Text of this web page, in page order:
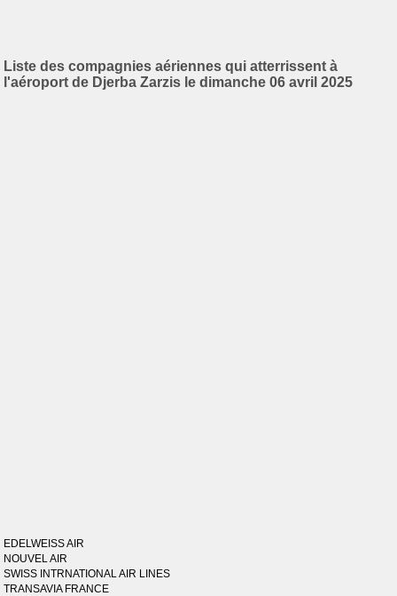
Liste des compagnies aériennes qui atterrissent à
l'aéroport de Djerba Zarzis le dimanche 06 avril 2025
EDELWEISS AIR
NOUVEL AIR
SWISS INTRNATIONAL AIR LINES
TRANSAVIA FRANCE